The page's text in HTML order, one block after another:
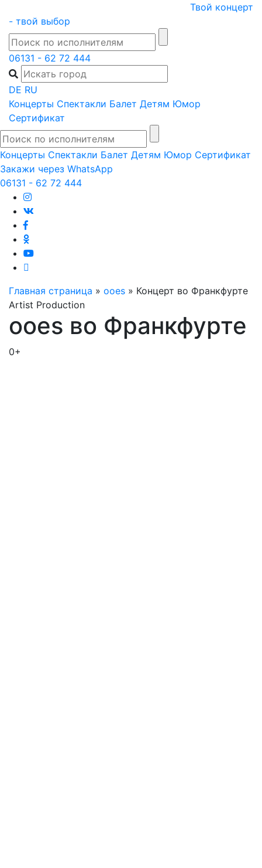
content
Твой концерт
- твой выбор
06131 - 62 72 444
DE RU
Концерты Спектакли Балет Детям Юмор
Сертификат
Концерты Спектакли Балет Детям Юмор Сертификат
Закажи через WhatsApp
06131 - 62 72 444
Главная страница » ooes » Концерт во Франкфурте
Artist Production
ooes во Франкфурте
0+